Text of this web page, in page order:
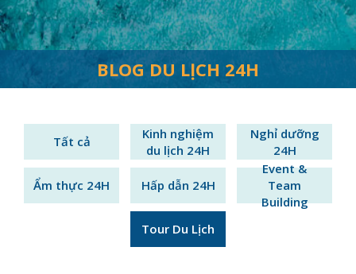
BLOG DU LỊCH 24H
Tất cả
Kinh nghiệm
du lịch 24H
Nghỉ dưỡng
24H
Ẩm thực 24H Hấp dẫn 24H
Event &
Team
Building
Tour Du Lịch